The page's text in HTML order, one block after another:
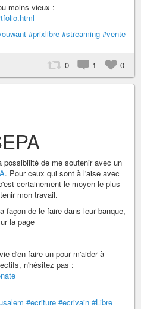
moins vieux :
#prixlibre #streaming #vente
0 1 0
de me soutenir avec un
. Pour ceux qui sont à l'aise avec
certainement le moyen le plus
mon travail.
façon de le faire dans leur banque,
la page
d'en faire un pour m'aider à
n'hésitez pas :
#ecriture #ecrivain #Libre